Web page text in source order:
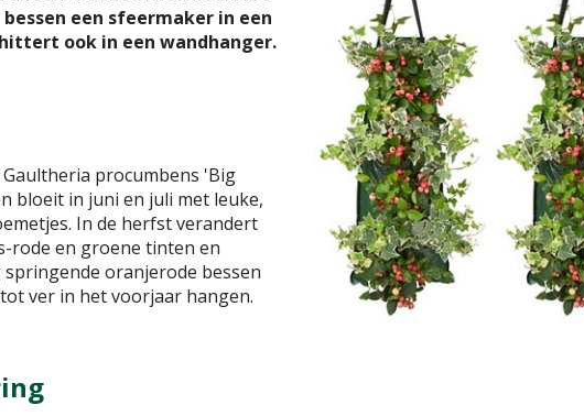
een sfeermaker in een
ook in een wandhanger.
procumbens 'Big
bloeit in juni en juli met leuke,
In de herfst verandert
rode en groene tinten en
oranjerode bessen
ver in het voorjaar hangen.